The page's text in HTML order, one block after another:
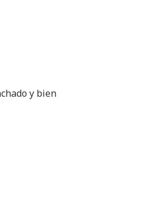
y bien